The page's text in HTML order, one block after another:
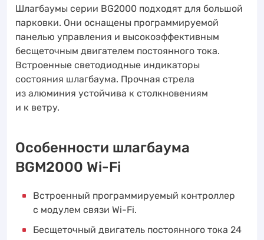
Шлагбаумы серии BG2000 подходят для большой
парковки. Они оснащены программируемой
панелью управления и высокоэффективным
бесщеточным двигателем постоянного тока.
Встроенные светодиодные индикаторы
состояния шлагбаума. Прочная стрела
из алюминия устойчива к столкновениям
и к ветру.
Особенности шлагбаума
BGM2000 Wi-Fi
Встроенный программируемый контроллер
с модулем связи Wi-Fi.
Бесщеточный двигатель постоянного тока 24